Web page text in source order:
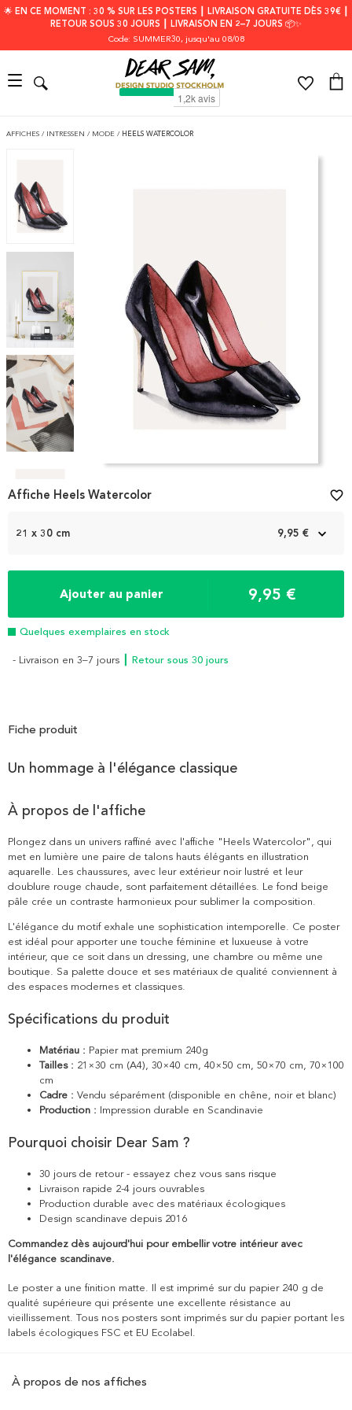
🌟 EN CE MOMENT : 30 % SUR LES POSTERS ┃ LIVRAISON GRATUITE DÈS 39€ ┃
RETOUR SOUS 30 JOURS ┃ LIVRAISON EN 2–7 JOURS 📦✨
Code: SUMMER30, jusqu'au 08/08
AFFICHES / INTRESSEN / MODE / HEELS WATERCOLOR
1
21 x 30 cm 9,95 €
Ajouter au panier 9,95 €
Quelques exemplaires en stock
- Livraison en 3–7 jours ┃ Retour sous 30 jours
Affiche Heels Watercolor favorite_border
Fiche produit
Un hommage à l'élégance classique
À propos de l'affiche
Plongez dans un univers raffiné avec l'affiche "Heels Watercolor", qui
met en lumière une paire de talons hauts élégants en illustration
aquarelle. Les chaussures, avec leur extérieur noir lustré et leur
doublure rouge chaude, sont parfaitement détaillées. Le fond beige
pâle crée un contraste harmonieux pour sublimer la composition.
L'élégance du motif exhale une sophistication intemporelle. Ce poster
est idéal pour apporter une touche féminine et luxueuse à votre
intérieur, que ce soit dans un dressing, une chambre ou même une
boutique. Sa palette douce et ses matériaux de qualité conviennent à
des espaces modernes et classiques.
Spécifications du produit
Matériau : Papier mat premium 240g
Tailles : 21×30 cm (A4), 30×40 cm, 40×50 cm, 50×70 cm, 70×100
cm
Cadre : Vendu séparément (disponible en chêne, noir et blanc)
Production : Impression durable en Scandinavie
Pourquoi choisir Dear Sam ?
30 jours de retour - essayez chez vous sans risque
Livraison rapide 2-4 jours ouvrables
Production durable avec des matériaux écologiques
Design scandinave depuis 2016
Commandez dès aujourd'hui pour embellir votre intérieur avec
l'élégance scandinave.
Le poster a une finition matte. Il est imprimé sur du papier 240 g de
qualité supérieure qui présente une excellente résistance au
vieillissement. Tous nos posters sont imprimés sur du papier portant les
labels écologiques FSC et EU Ecolabel.
À propos de nos affiches